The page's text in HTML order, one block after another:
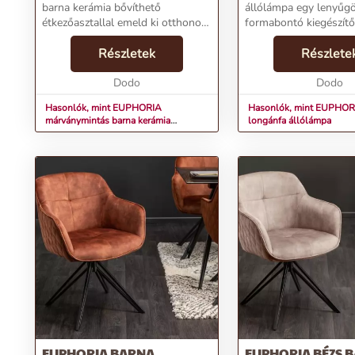
barna kerámia bővíthető
étkezőasztallal emeld ki otthonod
vagy irodád stílusát és
funkcionalitását. A
márványmintázatú kerámia lap és
fekete fém lábak elegáns és
Részletek
Dodo
Hasonlók, mint EUPHORIA
márványmintás barna kerámia
bővíthető étkezőasztal 180-220-
állólámpa egy
formabontó
természetes
nappalidba. A lámpa
színe és összetétele
világos enteriőrökben
Dodo
Hasonlók, mint
longánfa állólámpa